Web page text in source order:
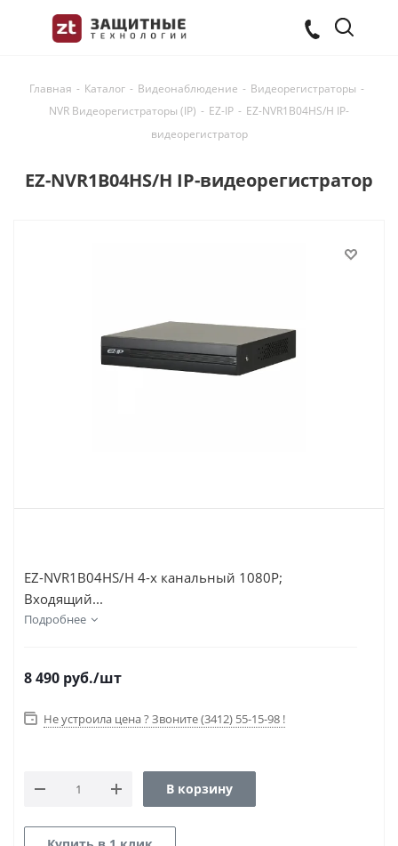
Главная - Каталог - Видеонаблюдение - Видеорегистраторы -
NVR Видеорегистраторы (IP) - EZ-IP - EZ-NVR1B04HS/H IP-
видеорегистратор
EZ-NVR1B04HS/H IP-видеорегистратор
EZ-NVR1B04HS/H 4-х канальный 1080Р;
Входящий...
Подробнее
8 490 руб./шт
Не устроила цена ? Звоните (3412) 55-15-98 !
В корзину